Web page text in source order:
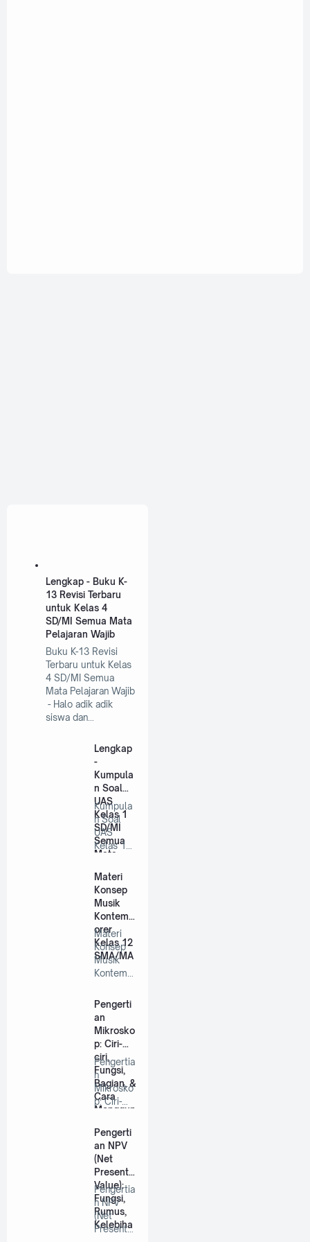
Lengkap - Buku K-
13 Revisi Terbaru
untuk Kelas 4
SD/MI Semua Mata
Pelajaran Wajib
Buku K-13 Revisi
Terbaru untuk Kelas
4 SD/MI Semua
Mata Pelajaran Wajib
- Halo adik adik
siswa dan…
Lengkap
-
Kumpula
n Soal
UAS
Kelas 1
SD/MI
Semua
Mata
(Ganjil)
Kumpula
n Soal
UAS
Kelas 1
Semua
Mata
Pelaja…
Materi
Konsep
Musik
Kontemp
orer
Kelas 12
SMA/MA
Materi
Konsep
Musik
Kontemp
Kelas 12
SMA/MA
…
Pengerti
an
Mikrosko
p: Ciri-
ciri,
Fungsi,
Bagian, &
Cara
Menggun
Pengertia
n
Mikrosko
p: Ciri-
Fungsi,
Bagian,…
Pengerti
an NPV
(Net
Present
Value):
Fungsi,
Rumus,
Kelebiha
Pengertia
n NPV
(Net
Present